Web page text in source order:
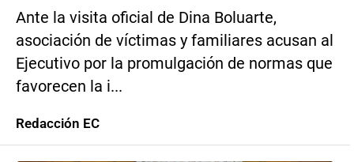
Ante la visita oficial de Dina Boluarte,
asociación de víctimas y familiares acusan al
Ejecutivo por la promulgación de normas que
favorecen la i...
Redacción EC